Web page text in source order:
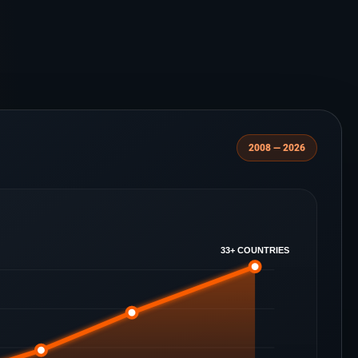
2008 — 2026
33+ COUNTRIES